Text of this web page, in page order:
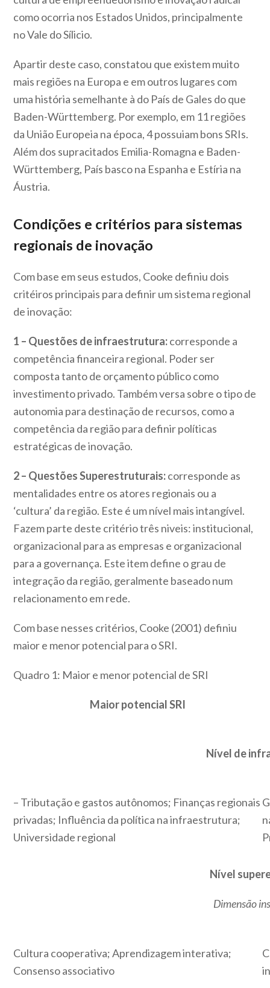
como ocorria nos Estados Unidos, principalmente
no Vale do Sílicio.
Apartir deste caso, constatou que existem muito
mais regiões na Europa e em outros lugares com
uma história semelhante à do País de Gales do que
Baden-Württemberg. Por exemplo, em 11 regiões
da União Europeia na época, 4 possuiam bons SRIs.
Além dos supracitados Emilia-Romagna e Baden-
Württemberg, País basco na Espanha e Estíria na
Áustria.
Condições e critérios para sistemas
regionais de inovação
Com base em seus estudos, Cooke definiu dois
critéiros principais para definir um sistema regional
de inovação:
1 – Questões de infraestrutura:corresponde a
competência financeira regional. Poder ser
composta tanto de orçamento público como
investimento privado. Também versa sobre o tipo de
autonomia para destinação de recursos, como a
competência da região para definir políticas
estratégicas de inovação.
2 – Questões Superestruturais:corresponde as
mentalidades entre os atores regionais ou a
‘cultura’ da região. Este é um nível mais intangível.
Fazem parte deste critério três niveis: institucional,
organizacional para as empresas e organizacional
para a governança. Este item define o grau de
integração da região, geralmente baseado num
relacionamento em rede.
Com base nesses critérios, Cooke (2001) definiu
maior e menor potencial para o SRI.
Quadro 1: Maior e menor potencial de SRI
Maior potencial SRI
Nível de
– Tributação e gastos autônomos; Finanças regionais
privadas; Influência da política na infraestrutura;
Universidade regional
Nível
Dimensão
Cultura cooperativa; Aprendizagem interativa;
Consenso associativo